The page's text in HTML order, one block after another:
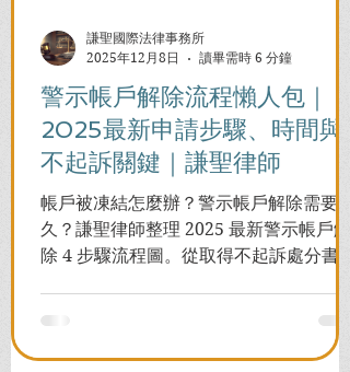
警示帳戶解除流程懶人包｜
2025最新申請步驟、時間與
不起訴關鍵｜謙聖律師
帳戶被凍結怎麼辦？警示帳戶解除需要多
久？謙聖律師整理 2025 最新警示帳戶解
除 4 步驟流程圖。從取得不起訴處分書到
謙聖國際法律事務所
2025年12月8日
讀畢需時 6 分鐘